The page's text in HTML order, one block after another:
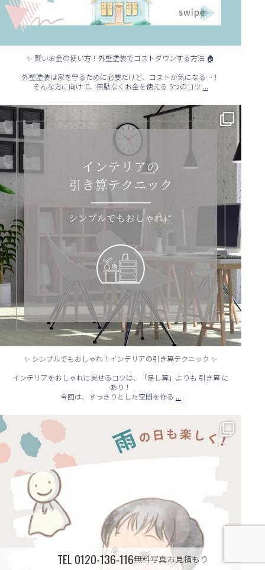
✨ 賢いお金の使い方！外壁塗装でコストダウンする方法 🏠
外壁塗装は家を守るために必要だけど、コストが気になる…！
そんな方に向けて、無駄なくお金を使える 5つのコツ ...
✨ シンプルでもおしゃれ！インテリアの引き算テクニック ✨
...
✨ シンプルでもおしゃれ！インテリアの引き算テクニック ✨
インテリアをおしゃれに見せるコツは、「足し算」よりも 引き算 に
あり！
今回は、すっきりとした空間を作る ...
☔ 雨の日でも快適に！室内でできる遊びアイデア 🌈
...
TEL 0120-136-116無料写真お見積もり